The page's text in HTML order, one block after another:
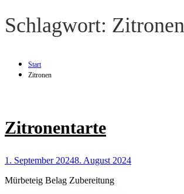
Schlagwort: Zitronen
Start
Zitronen
Zitronentarte
1. September 20248. August 2024
Mürbeteig Belag Zubereitung